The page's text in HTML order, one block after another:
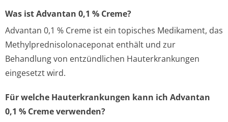
Was ist Advantan 0,1 % Creme?
Advantan 0,1 % Creme ist ein topisches Medikament, das
Methylprednisolonaceponat enthält und zur
Behandlung von entzündlichen Hauterkrankungen
eingesetzt wird.
Für welche Hauterkrankungen kann ich Advantan
0,1 % Creme verwenden?